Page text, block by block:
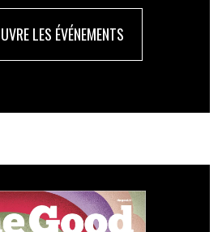
LES ÉVÉNEMENTS